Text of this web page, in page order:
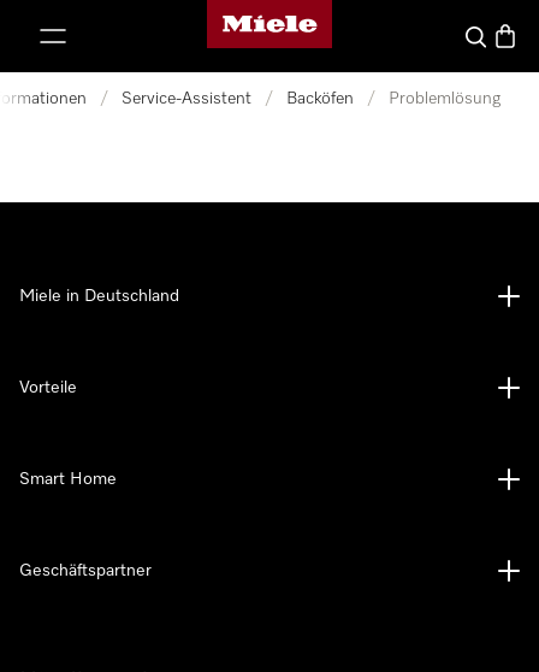
Miele-Homepage
Suche
/ Service-Assistent / Backöfen / Problemlösung
Miele in Deutschland
Vorteile
Smart Home
Geschäftspartner